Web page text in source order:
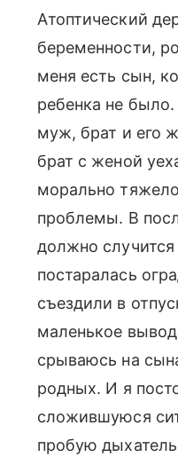
Атоптический
беременности,
меня есть сын,
ребенка не
муж, брат и его
брат с женой
морально
проблемы. В
должно
постаралась
съездили в
маленькое
срываюсь на
родных. И я
сложившуюся
пробую